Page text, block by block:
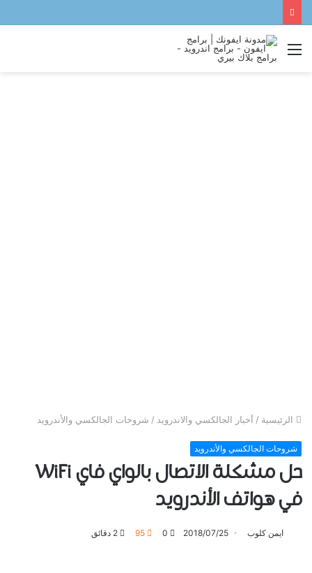
القائمة
الرئيسية / أخبار الجالكسي والاندرويد / شروحات الجالكسي والأندرويد
شروحات الجالكسي والأندرويد
حل مشكلة الاتصال بالواي فاي WiFi
في هواتف الأندرويد
ايمن كلوب 2018/07/25
0
95